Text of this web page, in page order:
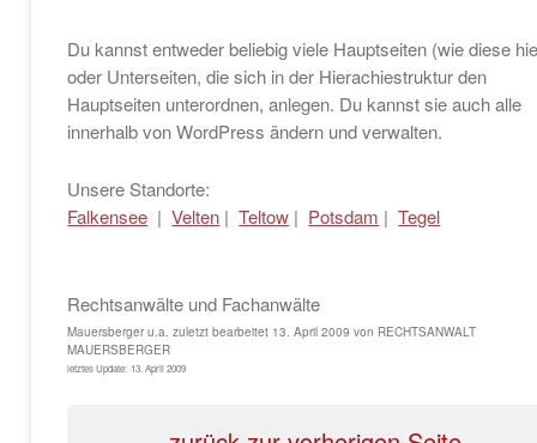
Du kannst entweder beliebig viele Hauptseiten (wie diese
oder Unterseiten, die sich in der Hierachiestruktur den
Hauptseiten unterordnen, anlegen. Du kannst sie auch alle
innerhalb von WordPress ändern und verwalten.
Unsere Standorte:
Falkensee |Velten |Teltow | Potsdam |Tegel
Rechtsanwälte und Fachanwälte
Mauersberger u.a. zuletzt bearbeitet 13. April 2009 von RECHTSANWALT
MAUERSBERGER
letztes Update: 13. April 2009